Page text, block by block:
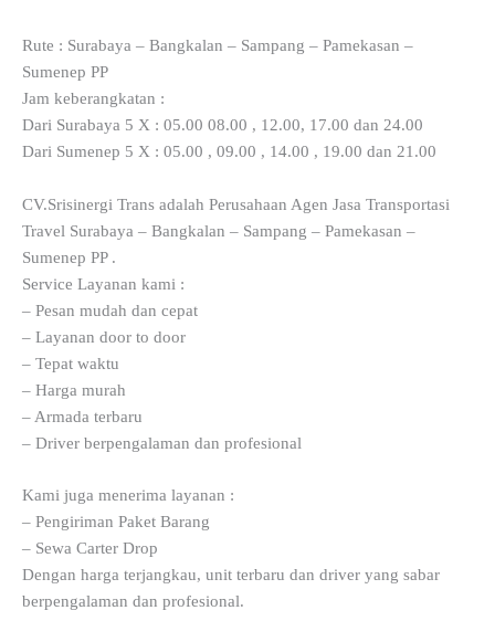
Rute : Surabaya – Bangkalan – Sampang – Pamekasan –
Sumenep PP
Jam keberangkatan :
Dari Surabaya 5 X : 05.00 08.00 , 12.00, 17.00 dan 24.00
Dari Sumenep 5 X : 05.00 , 09.00 , 14.00 , 19.00 dan 21.00
CV.Srisinergi Trans adalah Perusahaan Agen Jasa Transportasi
Travel Surabaya – Bangkalan – Sampang – Pamekasan –
Sumenep PP .
Service Layanan kami :
– Pesan mudah dan cepat
– Layanan door to door
– Tepat waktu
– Harga murah
– Armada terbaru
– Driver berpengalaman dan profesional
Kami juga menerima layanan :
– Pengiriman Paket Barang
– Sewa Carter Drop
Dengan harga terjangkau, unit terbaru dan driver yang sabar
berpengalaman dan profesional.